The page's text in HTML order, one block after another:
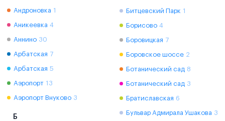
Андроновка 1
Аникеевка 4
Аннино 30
Арбатская 7
Арбатская 5
Аэропорт 13
Аэропорт Внуково 3
Б
Битцевский Парк 1
Борисово 4
Боровицкая 7
Боровское шоссе 2
Ботанический сад 8
Ботанический сад 3
Братиславская 6
Бульвар Адмирала Ушакова 3